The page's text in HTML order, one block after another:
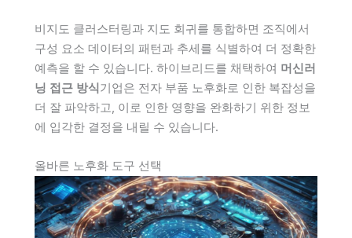
비지도 클러스터링과 지도 회귀를 통합하면 조직에서
구성 요소 데이터의 패턴과 추세를 식별하여 더 정확한
예측을 할 수 있습니다. 하이브리드를 채택하여 머신러
닝 접근 방식기업은 전자 부품 노후화로 인한 복잡성을
더 잘 파악하고, 이로 인한 영향을 완화하기 위한 정보
에 입각한 결정을 내릴 수 있습니다.
올바른 노후화 도구 선택